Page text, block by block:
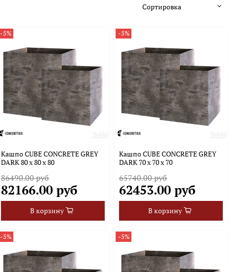
-5%
Кашпо CUBE CONCRETE GREY
DARK 80 x 80 х 80
86490.00 руб
82166.00 руб
В корзину
-5%
Кашпо CUBE CONCRETE GREY
DARK 70 х 70 х 70
65740.00 руб
62453.00 руб
В корзину
-5% -5%